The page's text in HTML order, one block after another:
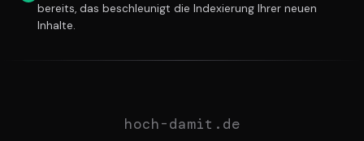
bereits, das beschleunigt die Indexierung Ihrer neuen
Inhalte.
hoch-damit.de